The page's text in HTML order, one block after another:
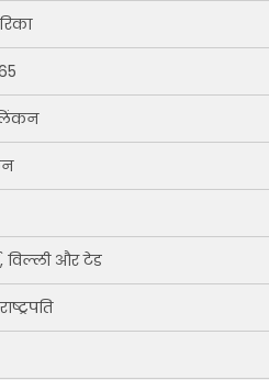
विल्ली और टेड